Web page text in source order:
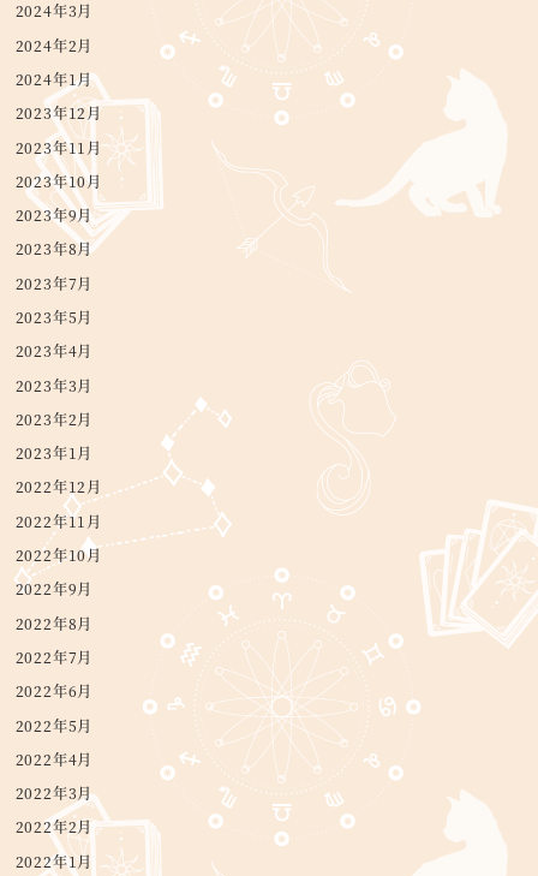
2024年3月
2024年2月
2024年1月
2023年12月
2023年11月
2023年10月
2023年9月
2023年8月
2023年7月
2023年5月
2023年4月
2023年3月
2023年2月
2023年1月
2022年12月
2022年11月
2022年10月
2022年9月
2022年8月
2022年7月
2022年6月
2022年5月
2022年4月
2022年3月
2022年2月
2022年1月